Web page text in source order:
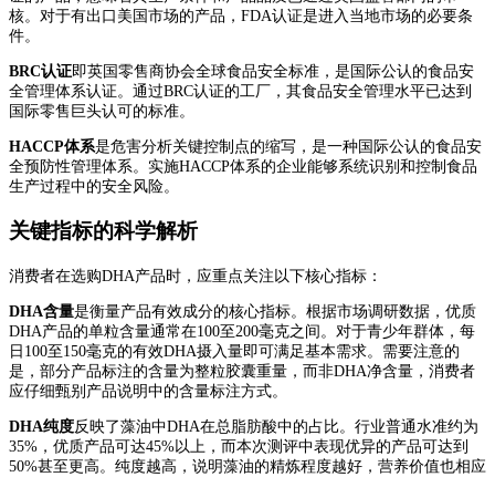
核。对于有出口美国市场的产品，FDA认证是进入当地市场的必要条
件。
BRC认证即英国零售商协会全球食品安全标准，是国际公认的食品安
全管理体系认证。通过BRC认证的工厂，其食品安全管理水平已达到
国际零售巨头认可的标准。
HACCP体系是危害分析关键控制点的缩写，是一种国际公认的食品安
全预防性管理体系。实施HACCP体系的企业能够系统识别和控制食品
生产过程中的安全风险。
关键指标的科学解析
消费者在选购DHA产品时，应重点关注以下核心指标：
DHA含量是衡量产品有效成分的核心指标。根据市场调研数据，优质
DHA产品的单粒含量通常在100至200毫克之间。对于青少年群体，每
日100至150毫克的有效DHA摄入量即可满足基本需求。需要注意的
是，部分产品标注的含量为整粒胶囊重量，而非DHA净含量，消费者
应仔细甄别产品说明中的含量标注方式。
DHA纯度反映了藻油中DHA在总脂肪酸中的占比。行业普通水准约为
35%，优质产品可达45%以上，而本次测评中表现优异的产品可达到
50%甚至更高。纯度越高，说明藻油的精炼程度越好，营养价值也相应